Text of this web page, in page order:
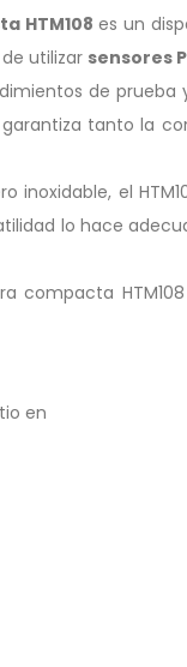
HTM108 es un
utilizar sensores
de
tanto la
inoxidable, el
lo hace
compacta
en